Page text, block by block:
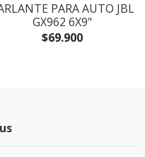
PARA AUTO JBL
GX962 6X9"
$69.900